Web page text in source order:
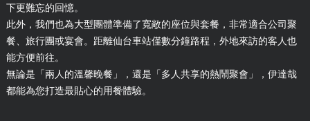
下更難忘的回憶。
此外，我們也為大型團體準備了寬敞的座位與套餐，非常適合公司聚
餐、旅行團或宴會。距離仙台車站僅數分鐘路程，外地來訪的客人也
能方便前往。
無論是「兩人的溫馨晚餐」，還是「多人共享的熱鬧聚會」，伊達哉
都能為您打造最貼心的用餐體驗。